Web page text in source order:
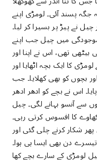
پسند آئی۔ لومڑی اپنے
نے پیڑ پر بسیرا کر لیا۔
میں چیل جب اپنے
تھی، اس نے اپنا اور
کا ایک بچہ اٹھایا اور
بچوں کو بھی کھلایا۔ جب
اس نے بچے کو ادھر ادھر
سے آنسو بہانے لگی۔ چیل
کا افسوس کرتی رہی۔
شکار کرنے چلی گئی اور
دن بھی ایسا ہی ہوا۔
لومڑی کے سارے بچے کھا